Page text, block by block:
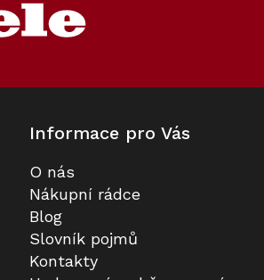
KWT
Skladem
Vestavná
7112 iG
3
Skladem
Víceúčelová
Informace pro Vás
O nás
Nákupní rádce
Blog
Slovník pojmů
Kontakty